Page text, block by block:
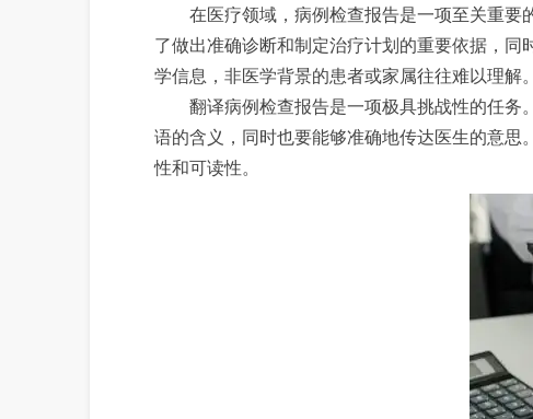
在医疗领域，病例检查报告是一项至关重要
了做出准确诊断和制定治疗计划的重要依据，
学信息，非医学背景的患者或家属往往难以理解
翻译病例检查报告是一项极具挑战性的任务
语的含义，同时也要能够准确地传达医生的意
性和可读性。